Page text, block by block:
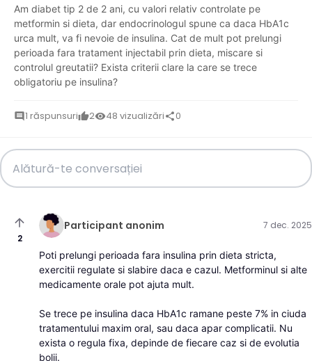
Am diabet tip 2 de 2 ani, cu valori relativ controlate pe
metformin si dieta, dar endocrinologul spune ca daca HbA1c
urca mult, va fi nevoie de insulina. Cat de mult pot prelungi
perioada fara tratament injectabil prin dieta, miscare si
controlul greutatii? Exista criterii clare la care se trece
obligatoriu pe insulina?
comment 1 răspunsurithumb_up2visibility48 vizualizărishare0
arrow_upward
2
Participant anonim 7 dec. 2025
Poti prelungi perioada fara insulina prin dieta stricta,
exercitii regulate si slabire daca e cazul. Metforminul si alte
medicamente orale pot ajuta mult.
Se trece pe insulina daca HbA1c ramane peste 7% in ciuda
tratamentului maxim oral, sau daca apar complicatii. Nu
exista o regula fixa, depinde de fiecare caz si de evolutia
bolii.